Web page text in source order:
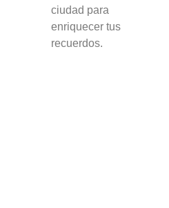
ciudad para
enriquecer tus
recuerdos.